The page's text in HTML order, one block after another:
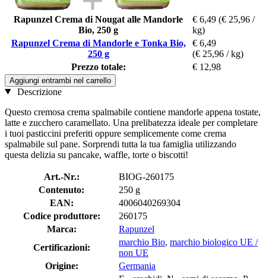
Rapunzel Crema di Nougat alle Mandorle
Bio, 250 g
€ 6,49 (€ 25,96 /
kg)
Rapunzel Crema di Mandorle e Tonka Bio,
250 g
€ 6,49
(€ 25,96 / kg)
Prezzo totale:
€ 12,98
Aggiungi entrambi nel carrello
Descrizione
Questo cremosa crema spalmabile contiene mandorle appena tostate,
latte e zucchero caramellato. Una prelibatezza ideale per completare
i tuoi pasticcini preferiti oppure semplicemente come crema
spalmabile sul pane. Sorprendi tutta la tua famiglia utilizzando
questa delizia su pancake, waffle, torte o biscotti!
Art.-Nr.:
BIOG-260175
Contenuto:
250 g
EAN:
4006040269304
Codice produttore:
260175
Marca:
Rapunzel
Certificazioni:
marchio Bio, marchio biologico UE /
non UE
Origine:
Germania